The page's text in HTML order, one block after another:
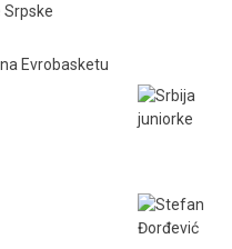
Srpske
Evrobasketu